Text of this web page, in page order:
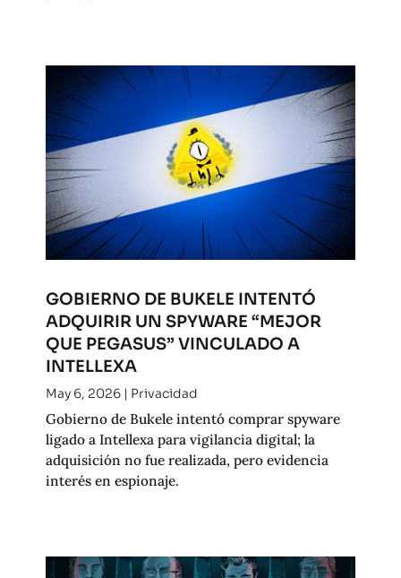
GOBIERNO DE BUKELE INTENTÓ
ADQUIRIR UN SPYWARE “MEJOR
QUE PEGASUS” VINCULADO A
INTELLEXA
May 6, 2026| Privacidad
Gobierno de Bukele intentó comprar spyware
ligado a Intellexa para vigilancia digital; la
adquisición no fue realizada, pero evidencia
interés en espionaje.